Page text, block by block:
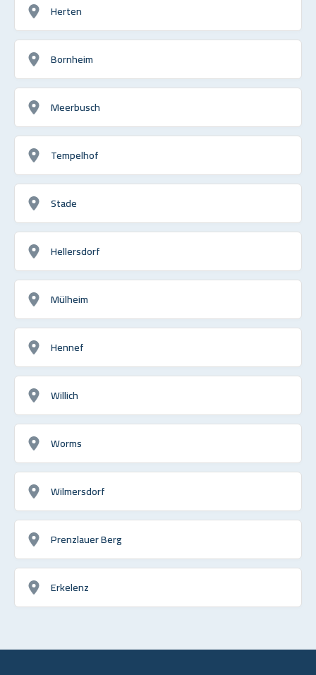
Herten
Bornheim
Meerbusch
Tempelhof
Stade
Hellersdorf
Mülheim
Hennef
Willich
Worms
Wilmersdorf
Prenzlauer Berg
Erkelenz